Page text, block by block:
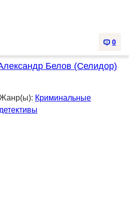
0
Белов (Селидор)
Криминальные
детективы